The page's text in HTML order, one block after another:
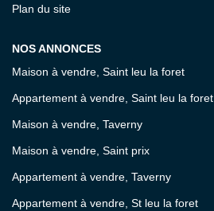
Plan du site
NOS ANNONCES
Maison à vendre, Saint leu la foret
Appartement à vendre, Saint leu la foret
Maison à vendre, Taverny
Maison à vendre, Saint prix
Appartement à vendre, Taverny
Appartement à vendre, St leu la foret